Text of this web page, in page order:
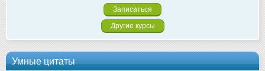
Записаться
Другие курсы
Умные цитаты